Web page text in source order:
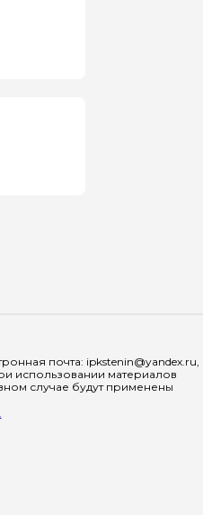
почта: ipkstenin@yandex.ru,
использовании материалов
случае будут применены